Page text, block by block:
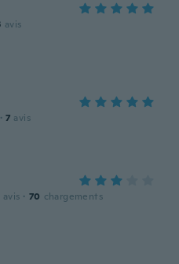
avis
· 7 avis
avis · 70 chargements